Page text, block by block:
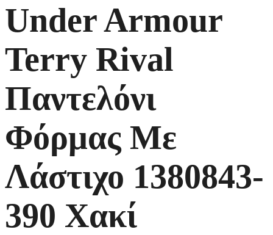
Under Armour
Terry Rival
Παντελόνι
Φόρμας Με
Λάστιχο 1380843-
390 Χακί